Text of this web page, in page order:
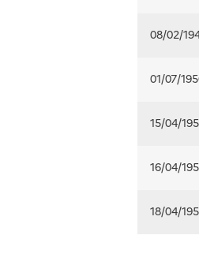
08/02/
01/07/
15/04/
16/04/
18/04/